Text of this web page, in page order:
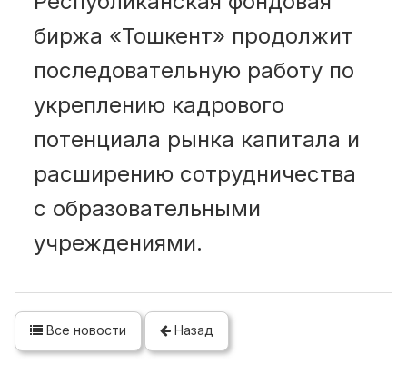
биржа «Тошкент» продолжит
последовательную работу по
укреплению кадрового
потенциала рынка капитала и
расширению сотрудничества
с образовательными
учреждениями.
Все новости Назад